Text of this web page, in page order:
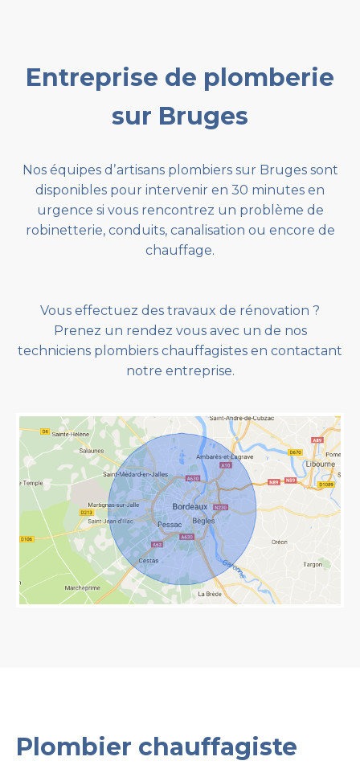
Entreprise de plomberie
sur Bruges
Nos équipes dʼartisans plombiers sur Bruges sont
disponibles pour intervenir en 30 minutes en
urgence si vous rencontrez un problème de
robinetterie, conduits, canalisation ou encore de
chauffage.
Vous effectuez des travaux de rénovation ?
Prenez un rendez vous avec un de nos
techniciens plombiers chauffagistes en contactant
notre entreprise.
Plombier chauffagiste